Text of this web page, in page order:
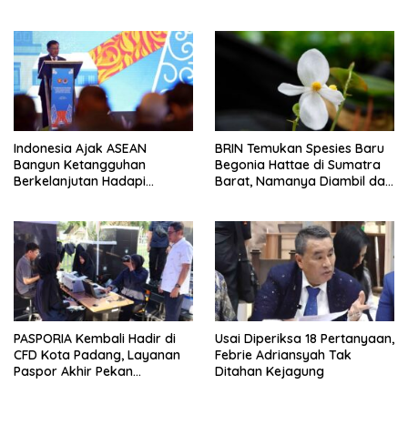
Indonesia Ajak ASEAN
Bangun Ketangguhan
Berkelanjutan Hadapi
BRIN Temukan Spesies Baru
Begonia Hattae di Sumatra
Barat, Namanya Diambil dari
PASPORIA Kembali Hadir di
CFD Kota Padang, Layanan
Paspor Akhir Pekan
Usai Diperiksa 18 Pertanyaan,
Febrie Adriansyah Tak
Ditahan Kejagung